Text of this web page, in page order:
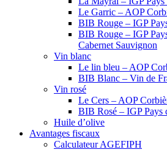
Le Garric – AOP
BIB Rouge – IGP
BIB Rouge – IGP
Cabernet Sauvignon
Vin blanc
Le lin bleu – AOP
BIB Blanc – Vin de
Vin rosé
Le Cers – AOP
BIB Rosé – IGP Pays
Huile d’olive
Avantages fiscaux
Calculateur AGEFIPH